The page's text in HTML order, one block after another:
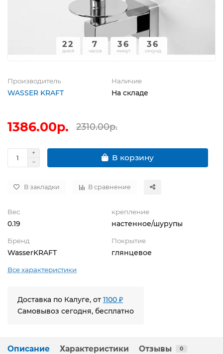
22
дней
7
часов
36
минут
36
секунд
Производитель
WASSER KRAFT
Наличие
На складе
1386.00р. 2310.00р.
В корзину
В закладки В сравнение
Вес
0.19
крепление
настенное/шурупы
Бренд
WasserKRAFT
Покрытие
глянцевое
Все характеристики
Доставка по Калуге, от 1100 ₽
Самовывоз сегодня, бесплатно
Описание Характеристики Отзывы 0